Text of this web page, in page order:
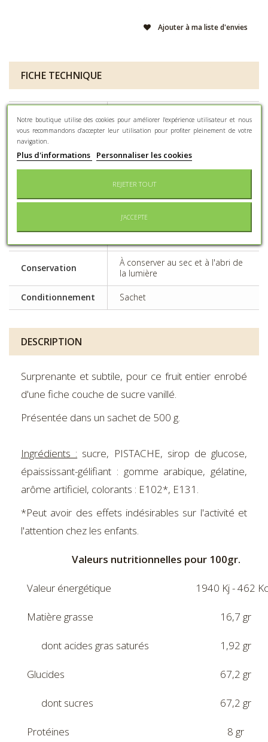
Ajouter à ma liste d'envies
FICHE TECHNIQUE
d'événement
Tout type d'événement
Contenance
Nb de pièces au
Certains colorants peuvent avoir
des effets indésirables sur
Conservation
À conserver au sec et à l'abri de
la lumière
Conditionnement Sachet
DESCRIPTION
Surprenante et subtile, pour ce fruit entier enrobé
d'une fiche couche de sucre vanillé.
Présentée dans un sachet de 500 g.
Ingrédients : sucre, PISTACHE, sirop de glucose,
épaississant-gélifiant : gomme arabique, gélatine,
arôme artificiel, colorants : E102*, E131.
*Peut avoir des effets indésirables sur l'activité et
l'attention chez les enfants.
Valeurs nutritionnelles pour 100gr.
Valeur énergétique 1940 Kj - 462
Matière grasse 16,7 gr
dont acides gras saturés 1,92 gr
Glucides 67,2 gr
dont sucres 67,2 gr
Protéines 8 gr
Notre boutique utilise des cookies pour améliorer l'expérience utilisateur et nous
vous recommandons d'accepter leur utilisation pour profiter pleinement de votre
navigation.
Plus d'informations Personnaliser les cookies
REJETER TOUT
J'ACCEPTE